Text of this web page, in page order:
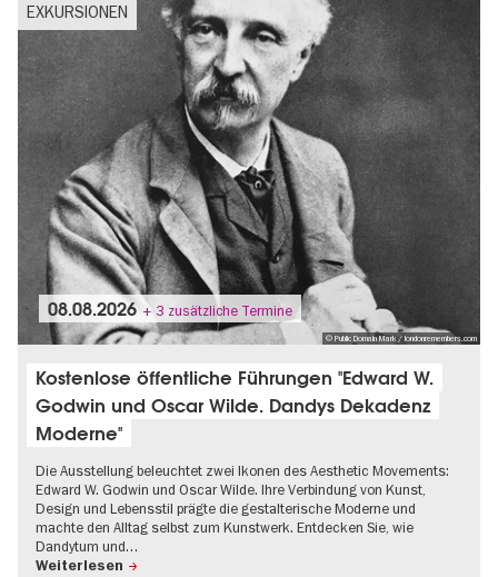
EXKURSIONEN
© Public Domain Mark / londonremembers.com
08.08.2026 + 3 zusätzliche Termine
Kostenlose öffentliche Führungen "Edward W.
Godwin und Oscar Wilde. Dandys Dekadenz
Moderne"
Die Ausstellung beleuchtet zwei Ikonen des Aesthetic Movements:
Edward W. Godwin und Oscar Wilde. Ihre Verbindung von Kunst,
Design und Lebensstil prägte die gestalterische Moderne und
machte den Alltag selbst zum Kunstwerk. Entdecken Sie, wie
Dandytum und…
Weiterlesen